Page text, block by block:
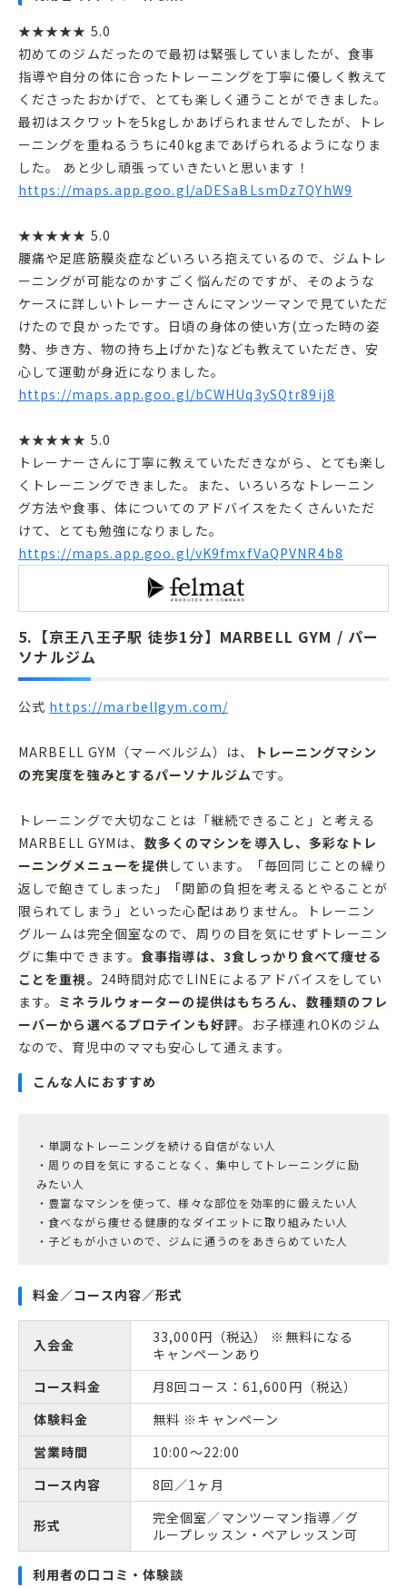
★★★★★ 5.0
初めてのジムだったので最初は緊張していましたが、食事
指導や自分の体に合ったトレーニングを丁寧に優しく教えて
くださったおかげで、とても楽しく通うことができました。
最初はスクワットを5kgしかあげられませんでしたが、トレ
ーニングを重ねるうちに40kgまであげられるようになりま
した。 あと少し頑張っていきたいと思います！
https://maps.app.goo.gl/aDESaBLsmDz7QYhW9
★★★★★ 5.0
腰痛や足底筋膜炎症などいろいろ抱えているので、ジムトレ
ーニングが可能なのかすごく悩んだのですが、そのような
ケースに詳しいトレーナーさんにマンツーマンで見ていただ
けたので良かったです。日頃の身体の使い方(立った時の姿
勢、歩き方、物の持ち上げかた)なども教えていただき、安
心して運動が身近になりました。
https://maps.app.goo.gl/bCWHUq3ySQtr89ij8
★★★★★ 5.0
トレーナーさんに丁寧に教えていただきながら、とても楽し
くトレーニングできました。また、いろいろなトレーニン
グ方法や食事、体についてのアドバイスをたくさんいただ
けて、とても勉強になりました。
https://maps.app.goo.gl/vK9fmxfVaQPVNR4b8
5.【京王八王子駅 徒歩1分】MARBELL GYM / パー
ソナルジム
公式 https://marbellgym.com/
MARBELL GYM（マーベルジム）は、
トレーニングマシン
の充実度を強みとするパーソナルジムです。
トレーニングで大切なことは「継続できること」と考える
MARBELL GYMは、 数多くのマシンを導入し、多彩なトレ
ーニングメニューを提供 しています。「毎回同じことの繰り
返しで飽きてしまった」「関節の負担を考えるとやることが
限られてしまう」といった心配はありません。トレーニン
グルームは完全個室なので、周りの目を気にせずトレーニン
グに集中できます。食事指導は、3食しっかり食べて痩せる
ことを重視。 24時間対応でLINEによるアドバイスをしてい
ます。 ミネラルウォーターの提供はもちろん、数種類のフレ
ーバーから選べるプロテインも好評。お子様連れOKのジム
なので、育児中のママも安心して通えます。
こんな人におすすめ
・単調なトレーニングを続ける自信がない人
・周りの目を気にすることなく、集中してトレーニングに励
みたい人
・豊富なマシンを使って、様々な部位を効率的に鍛えたい人
・食べながら痩せる健康的なダイエットに取り組みたい人
料金／コース内容／形式
入会金
33,000円（税込） ※無料になる
キャンペーンあり
コース料金
月8回コース：61,600円（税込）
体験料金
無料 ※キャンペーン
営業時間
10:00～22:00
コース内容
8回／1ヶ月
形式
完全個室／マンツーマン指導／グ
ループレッスン・ペアレッスン可
利用者の口コミ・体験談